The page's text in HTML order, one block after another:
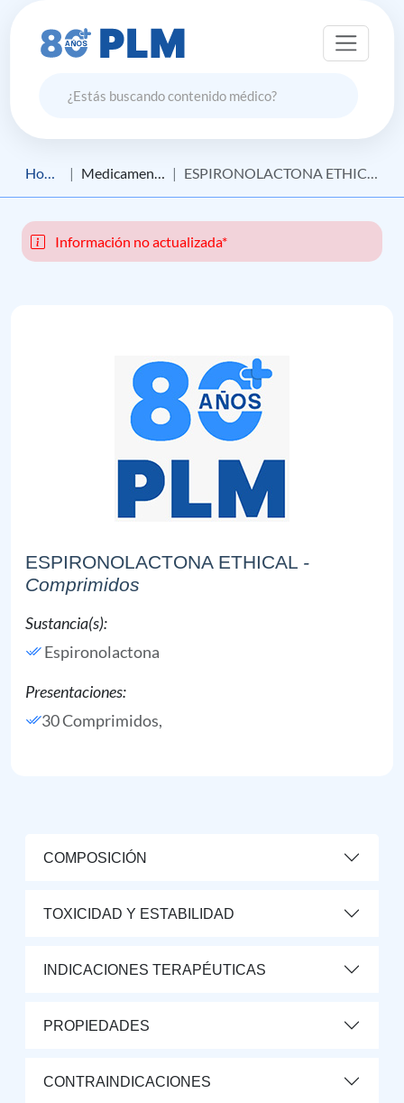
Home Medicamento ESPIRONOLACTONA ETHICAL
Información no actualizada*
ESPIRONOLACTONA ETHICAL -
Comprimidos
Sustancia(s):
Espironolactona
Presentaciones:
30 Comprimidos,
COMPOSICIÓN
TOXICIDAD Y ESTABILIDAD
INDICACIONES TERAPÉUTICAS
PROPIEDADES
CONTRAINDICACIONES